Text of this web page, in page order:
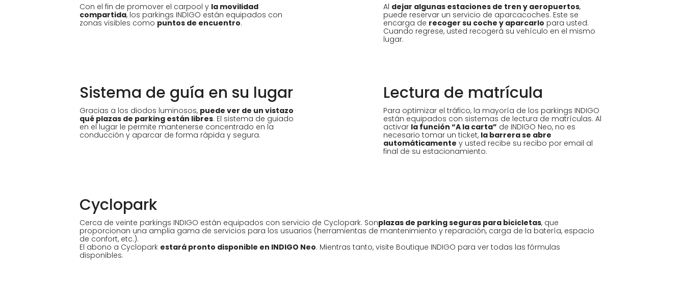
Con el fin de promover el carpool y la movilidad
compartida, los parkings INDIGO están equipados con
zonas visibles como puntos de encuentro.
Al dejar algunas estaciones de tren y aeropuertos,
puede reservar un servicio de aparcacoches. Este se
encarga de recoger su coche y aparcarlo para usted.
Cuando regrese, usted recogerá su vehículo en el mismo
lugar.
Sistema de guía en su lugar
Gracias a los diodos luminosos, puede ver de un vistazo
qué plazas de parking están libres. El sistema de guiado
en el lugar le permite mantenerse concentrado en la
conducción y aparcar de forma rápida y segura.
Lectura de matrícula
Para optimizar el tráfico, la mayoría de los parkings INDIGO
están equipados con sistemas de lectura de matrículas. Al
activar la función “A la carta” de INDIGO Neo, no es
necesario tomar un ticket, la barrera se abre
automáticamente y usted recibe su recibo por email al
final de su estacionamiento.
Cyclopark
Cerca de veinte parkings INDIGO están equipados con servicio de Cyclopark. Sonplazas de parking seguras para bicicletas, que
proporcionan una amplia gama de servicios para los usuarios (herramientas de mantenimiento y reparación, carga de la batería, espacio
de confort, etc.).
El abono a Cyclopark estará pronto disponible en INDIGO Neo. Mientras tanto, visite Boutique INDIGO para ver todas las fórmulas
disponibles.